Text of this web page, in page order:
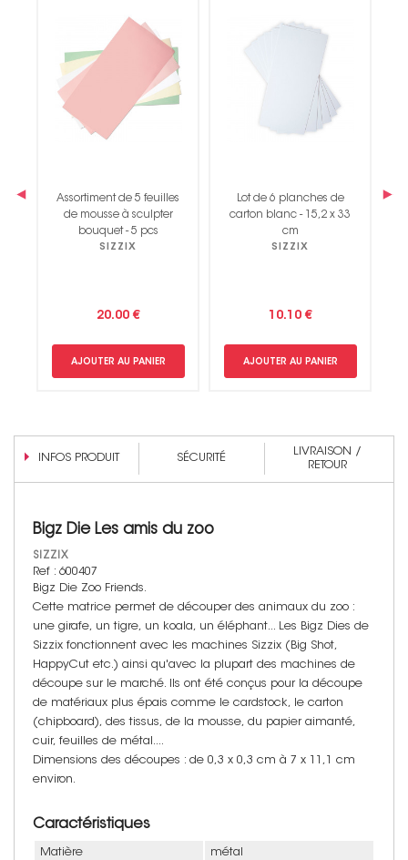
Assortiment de 5 feuilles
de mousse à sculpter
bouquet - 5 pcs
SIZZIX
20.00 €
AJOUTER AU PANIER
Lot de 6 planches de
carton blanc - 15,2 x 33
cm
SIZZIX
10.10 €
AJOUTER AU PANIER
‹ ›
INFOS PRODUIT SÉCURITÉ
LIVRAISON /
RETOUR
Bigz Die Les amis du zoo
SIZZIX
Ref : 600407
Bigz Die Zoo Friends.
Cette matrice permet de découper des animaux du zoo :
une girafe, un tigre, un koala, un éléphant... Les Bigz Dies de
Sizzix fonctionnent avec les machines Sizzix (Big Shot,
HappyCut etc.) ainsi qu'avec la plupart des machines de
découpe sur le marché. Ils ont été conçus pour la découpe
de matériaux plus épais comme le cardstock, le carton
(chipboard), des tissus, de la mousse, du papier aimanté,
cuir, feuilles de métal....
Dimensions des découpes : de 0,3 x 0,3 cm à 7 x 11,1 cm
environ.
Caractéristiques
Matière métal
Non merci !